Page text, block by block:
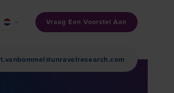
Vraag Een Voorstel Aan
t.vanbommel@unravelresearch.com